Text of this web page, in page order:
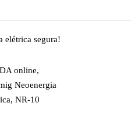
elétrica segura!
online,
Neoenergia
, NR-10